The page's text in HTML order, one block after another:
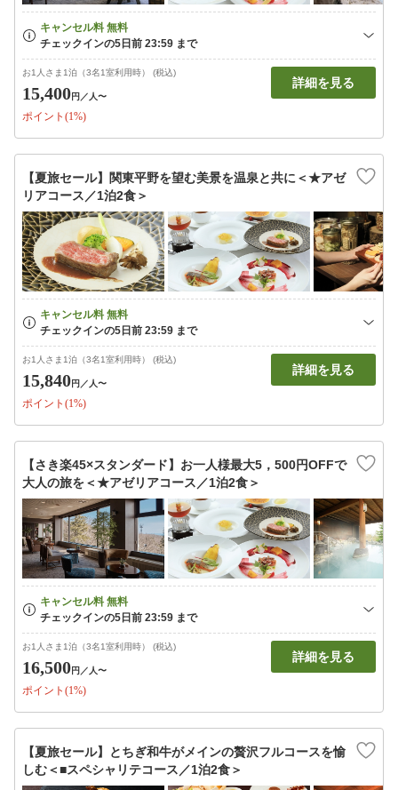
お1人さま1泊（3名1室利用時） (税込)
15,400円 ／人〜
ポイント(1%)
詳細を見る
【夏旅セール】関東平野を望む美景を温泉と共に＜★アゼ
リアコース／1泊2食＞
お1人さま1泊（3名1室利用時） (税込)
15,840円 ／人〜
ポイント(1%)
詳細を見る
【さき楽45×スタンダード】お一人様最大5，500円OFFで
大人の旅を＜★アゼリアコース／1泊2食＞
お1人さま1泊（3名1室利用時） (税込)
16,500円 ／人〜
ポイント(1%)
詳細を見る
【夏旅セール】とちぎ和牛がメインの贅沢フルコースを愉
しむ＜■スペシャリテコース／1泊2食＞